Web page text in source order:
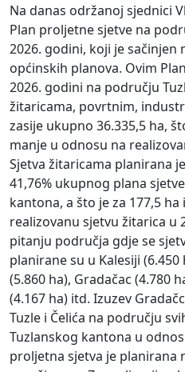
Na danas održanoj sjednici
Plan proljetne sjetve na
2026. godini, koji je sačinjen
općinskih planova. Ovim
2026. godini na području
žitaricama, povrtnim,
zasije ukupno 36.335,5 ha,
manje u odnosu na
Sjetva žitaricama planirana
41,76% ukupnog plana
kantona, a što je za 177,5
realizovanu sjetvu žitarica u
pitanju područja gdje se
planirane su u Kalesiji
(5.860 ha), Gradačac (4.780
(4.167 ha) itd. Izuzev
Tuzle i Čelića na području
Tuzlanskog kantona u
proljetna sjetva je planirana